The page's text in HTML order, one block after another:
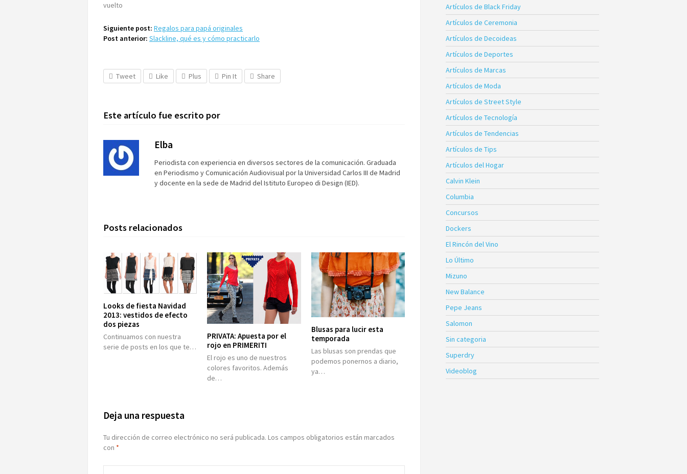
vuelto
Siguiente post: Regalos para papá originales
Post anterior: Slackline, qué es y cómo practicarlo
Tweet Like Plus Pin It Share
Este artículo fue escrito por
Elba
Periodista con experiencia en diversos sectores de la comunicación. Graduada
en Periodismo y Comunicación Audiovisual por la Universidad Carlos III de Madrid
y docente en la sede de Madrid del Istituto Europeo di Design (IED).
Posts relacionados
Looks de fiesta Navidad
2013: vestidos de efecto
dos piezas
Continuamos con nuestra
serie de posts en los que te…
PRIVATA: Apuesta por el
rojo en PRIMERITI
El rojo es uno de nuestros
colores favoritos. Además
de…
Blusas para lucir esta
temporada
Las blusas son prendas que
podemos ponernos a diario,
ya…
Deja una respuesta
Tu dirección de correo electrónico no será publicada. Los campos obligatorios están marcados
con *
Artículos de Black Friday
Artículos de Ceremonia
Artículos de Decoideas
Artículos de Deportes
Artículos de Marcas
Artículos de Moda
Artículos de Street Style
Artículos de Tecnología
Artículos de Tendencias
Artículos de Tips
Artículos del Hogar
Calvin Klein
Columbia
Concursos
Dockers
El Rincón del Vino
Lo Último
Mizuno
New Balance
Pepe Jeans
Salomon
Sin categoria
Superdry
Videoblog